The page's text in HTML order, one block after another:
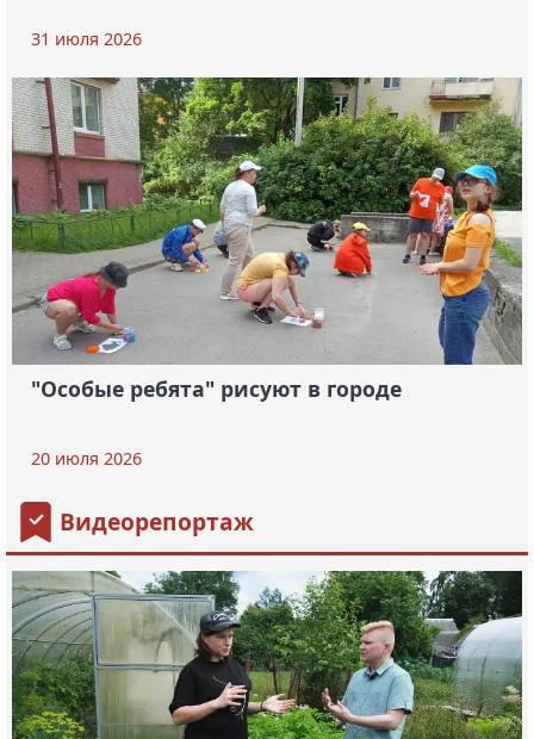
31 июля 2026
"Особые ребята" рисуют в городе
20 июля 2026
Видеорепортаж